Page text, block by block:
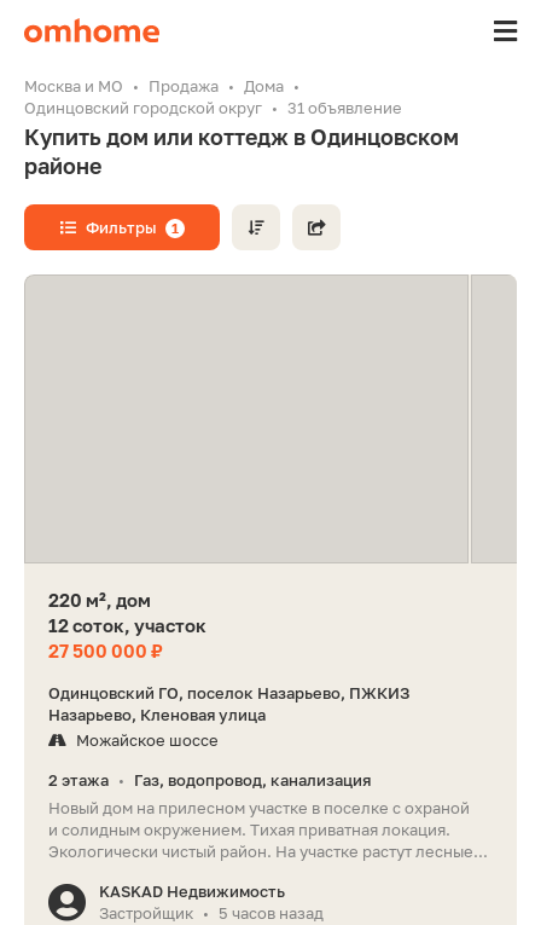
Москва и МО Продажа
Дома
Одинцовский городской округ
31 объявление
Купить дом или коттедж в Одинцовском
районе
Фильтры 1
220 м², дом
12 соток, участок
27 500 000 ₽
Одинцовский ГО, поселок Назарьево, ПЖКИЗ
Назарьево, Кленовая улица
Можайское шоссе
2 этажа •
Газ, водопровод, канализация
Новый дом на прилесном участке в поселке с охраной
и солидным окружением. Тихая приватная локация.
Экологически чистый район. На участке растут лесные...
KASKAD Недвижимость
Застройщик • 5 часов назад